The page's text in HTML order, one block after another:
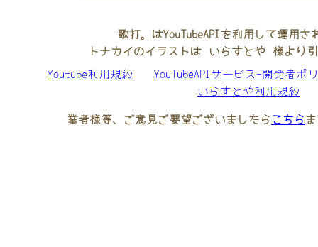
歌打。はYouTubeAPIを利用して運用さ
トナカイのイラストは いらすとや 様より
Youtube利用規約
YouTubeAPIサービス-開発者ポ
いらすとや利用規約
業者様等、ご意見ご要望ございましたら こちら